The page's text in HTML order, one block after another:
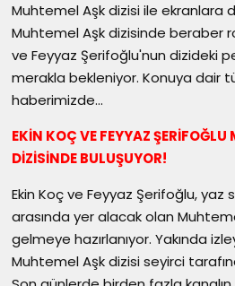
Muhtemel Aşk dizisi ile ekranlara
Muhtemel Aşk dizisinde beraber
ve Feyyaz Şerifoğlu'nun dizideki
merakla bekleniyor. Konuya dair
haberimizde...
EKİN KOÇ VE FEYYAZ ŞERİFOĞLU
DİZİSİNDE BULUŞUYOR!
Ekin Koç ve Feyyaz Şerifoğlu, yaz
arasında yer alacak olan
gelmeye hazırlanıyor. Yakında
Muhtemel Aşk dizisi seyirci